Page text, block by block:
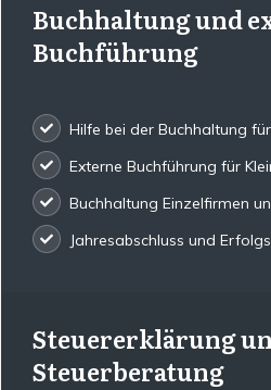
Buchhaltung und
Buchführung
Hilfe bei der Buchhaltung
Externe Buchführung für
Buchhaltung Einzelfirmen
Jahresabschluss und
Steuererklärung
Steuerberatung